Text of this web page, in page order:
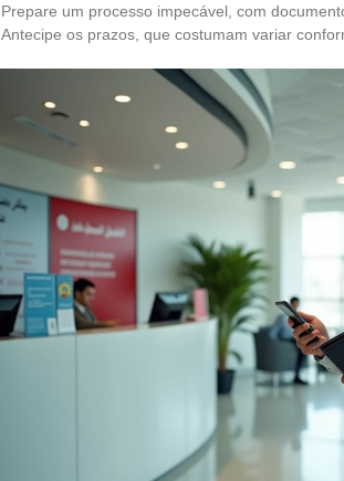
Prepare um processo impecável, com
Antecipe os prazos, que costumam variar